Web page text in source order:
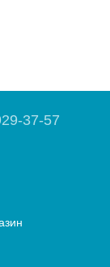
37-57